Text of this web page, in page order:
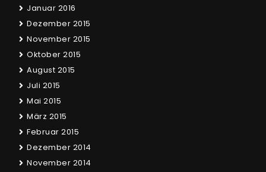
Januar 2016
Dezember 2015
November 2015
Oktober 2015
August 2015
Juli 2015
Mai 2015
März 2015
Februar 2015
Dezember 2014
November 2014